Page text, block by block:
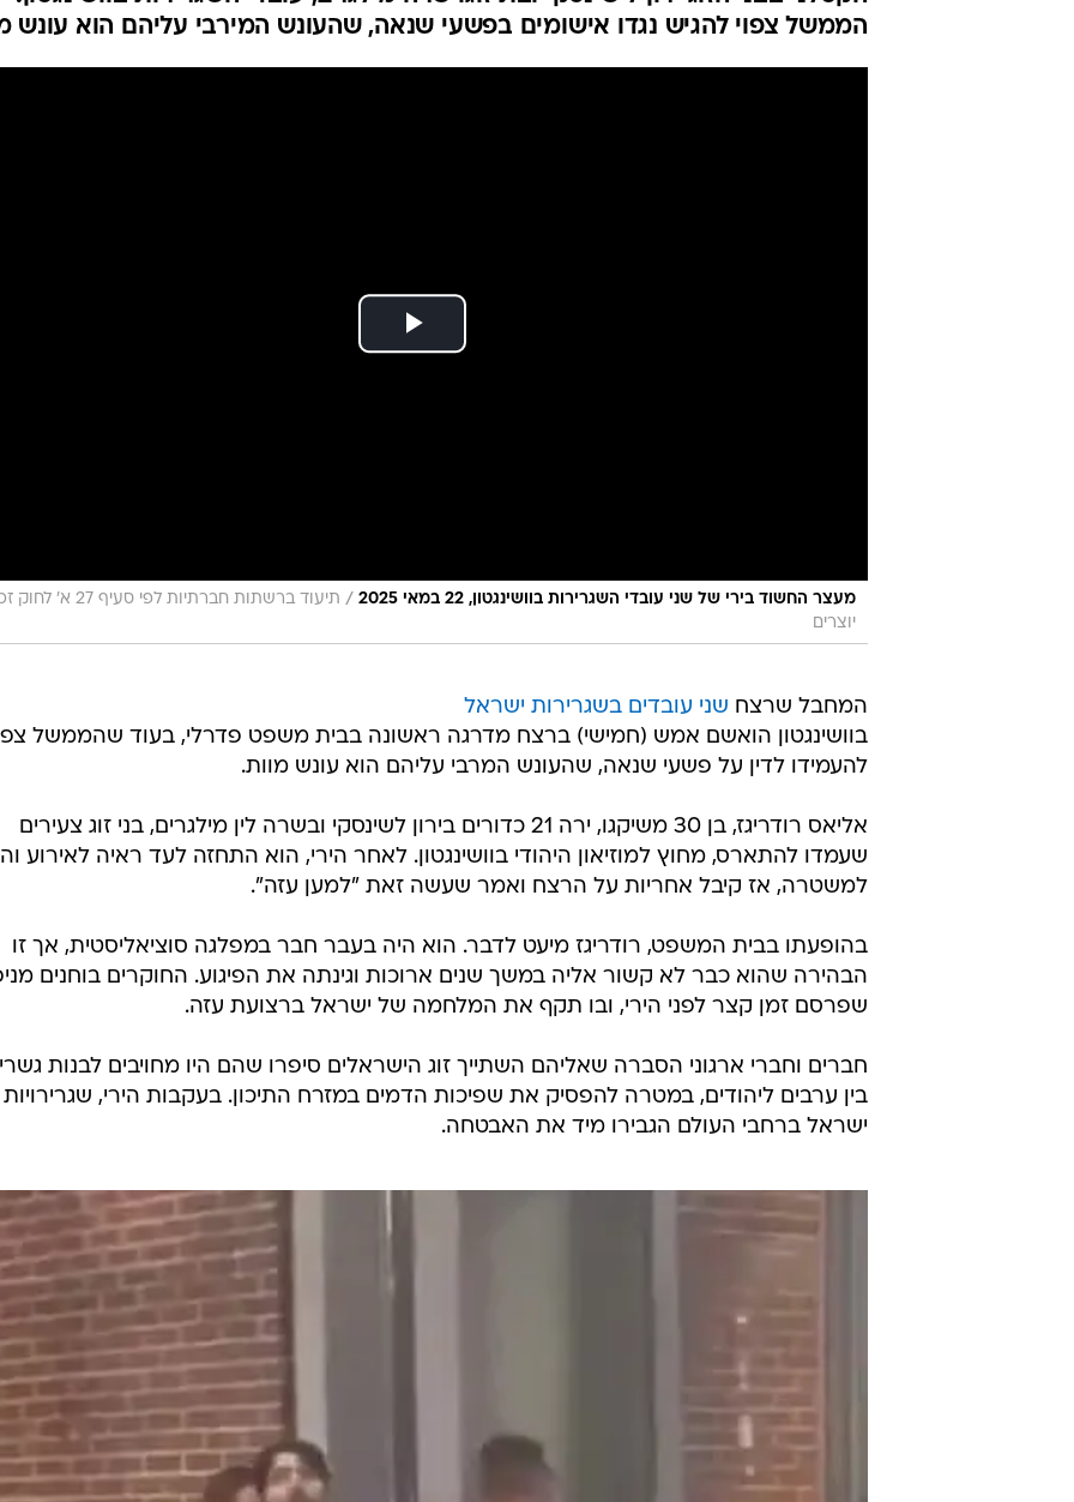
המייל האדום
הממשל צפוי להגיש נגדו אישומים בפשעי שנאה, שהעונש המירבי עליהם הוא עונש
מעצר החשוד בירי של שני עובדי השגרירות בוושינגטון, 22 במאי 2025 /
תיעוד ברשתות חברתיות לפי סעיף
יוצרים
המחבל שרצח שני עובדים בשגרירות ישראל
בוושינגטון הואשם אמש (חמישי) ברצח מדרגה ראשונה בבית משפט פדרלי, בעוד שהממשל
להעמידו לדין על פשעי שנאה, שהעונש המרבי עליהם הוא עונש מוות.
אליאס רודריגז, בן 30 משיקגו, ירה 21 כדורים בירון לשינסקי ובשרה לין מילגרים, בני זוג צעירים
שעמדו להתארס, מחוץ למוזיאון היהודי בוושינגטון. לאחר הירי, הוא התחזה לעד ראיה לאירוע
למשטרה, אז קיבל אחריות על הרצח ואמר שעשה זאת "למען עזה".
בהופעתו בבית המשפט, רודריגז מיעט לדבר. הוא היה בעבר חבר במפלגה סוציאליסטית, אך זו
הבהירה שהוא כבר לא קשור אליה במשך שנים ארוכות וגינתה את הפיגוע. החוקרים בוחנים
שפרסם זמן קצר לפני הירי, ובו תקף את המלחמה של ישראל ברצועת עזה.
חברים וחברי ארגוני הסברה שאליהם השתייך זוג הישראלים סיפרו שהם היו מחויבים לבנות
בין ערבים ליהודים, במטרה להפסיק את שפיכות הדמים במזרח התיכון. בעקבות הירי, שגרירויות
ישראל ברחבי העולם הגבירו מיד את האבטחה.